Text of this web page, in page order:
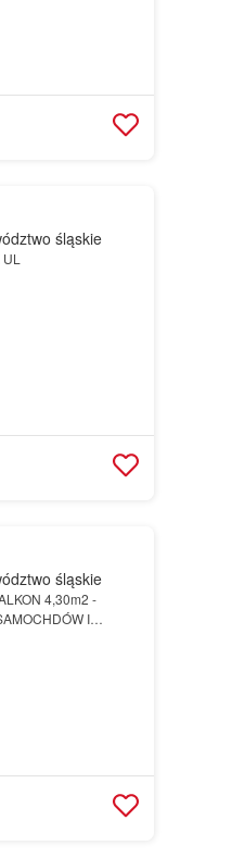
śląskie
UL
śląskie
4,30m2 -
I